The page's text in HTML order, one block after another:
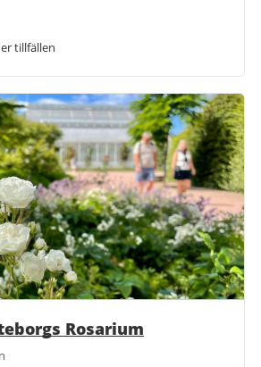
tillfällen
Rosarium